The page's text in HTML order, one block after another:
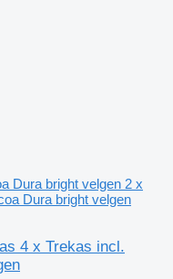
Dura bright velgen 2 x
Dura bright velgen
4 x Trekas incl.